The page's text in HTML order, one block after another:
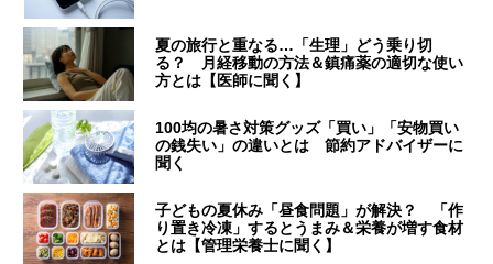
夏の旅行と重なる…「生理」どう乗り切
る？ 月経移動の方法＆鎮痛薬の適切な使い
方とは【医師に聞く】
100均の暑さ対策グッズ「買い」「安物買い
の銭失い」の違いとは 節約アドバイザーに
聞く
子どもの夏休み「昼食問題」が解決？ 「作
り置き冷凍」するとうまみ＆栄養が増す食材
とは【管理栄養士に聞く】